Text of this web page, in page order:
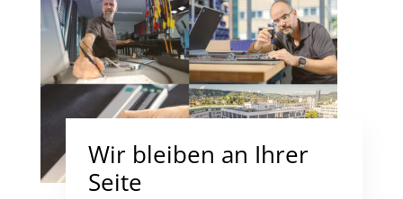
Wir bleiben an Ihrer
Seite